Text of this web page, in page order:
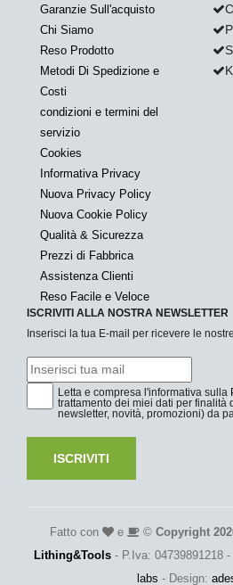
Garanzie Sull'acquisto
Chi Siamo
Reso Prodotto
Metodi Di Spedizione e
Costi
condizioni e termini del
servizio
Cookies
Informativa Privacy
Nuova Privacy Policy
Nuova Cookie Policy
Qualità & Sicurezza
Prezzi di Fabbrica
Assistenza Clienti
Reso Facile e Veloce
ISCRIVITI ALLA NOSTRA NEWSLETTER
Inserisci la tua E-mail per ricevere le
Letta e compresa l'informativa sulla
trattamento dei miei dati per finalità
newsletter, novità, promozioni) da
ISCRIVITI
Fatto con e © Copyright
Lithing&Tools - P.Iva: 04739891218
labs - Design: